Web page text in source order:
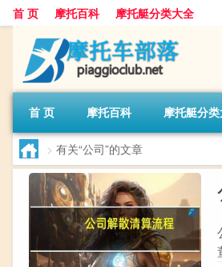
首 页 摩托百科 摩托艇分类大全
首 页 摩托百科 摩托艇分
> 有关“公司”的文章